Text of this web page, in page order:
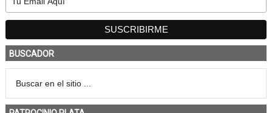
BUSCADOR